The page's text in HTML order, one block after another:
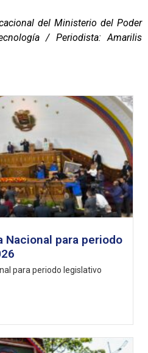
del Ministerio del Poder
/ Periodista: Amarilis
Nacional para periodo
para periodo legislativo